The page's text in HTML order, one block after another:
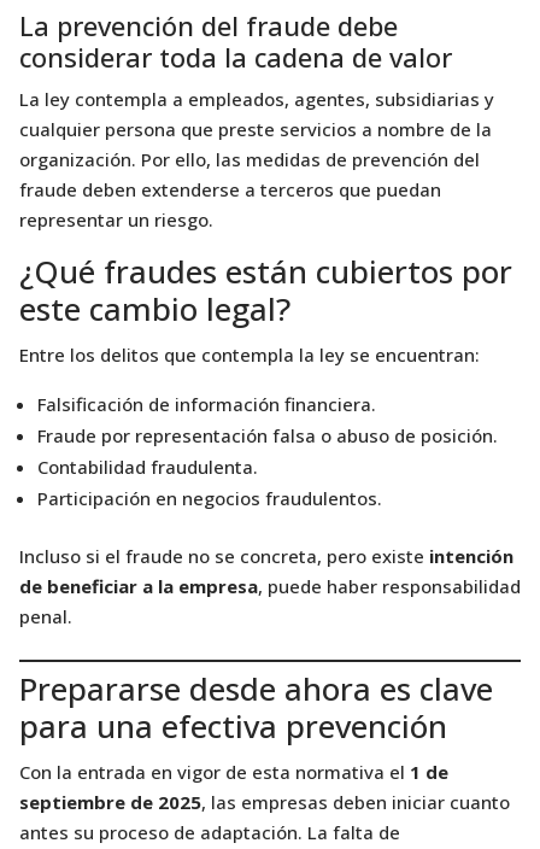
La prevención del fraude debe
considerar toda la cadena de valor
La ley contempla a empleados, agentes, subsidiarias y
cualquier persona que preste servicios a nombre de la
organización. Por ello, las medidas de prevención del
fraude deben extenderse a terceros que puedan
representar un riesgo.
¿Qué fraudes están cubiertos por
este cambio legal?
Entre los delitos que contempla la ley se encuentran:
Falsificación de información financiera.
Fraude por representación falsa o abuso de posición.
Contabilidad fraudulenta.
Participación en negocios fraudulentos.
Incluso si el fraude no se concreta, pero existe intención
de beneficiar a la empresa, puede haber responsabilidad
penal.
Prepararse desde ahora es clave
para una efectiva prevención
Con la entrada en vigor de esta normativa el 1 de
septiembre de 2025, las empresas deben iniciar cuanto
antes su proceso de adaptación. La falta de